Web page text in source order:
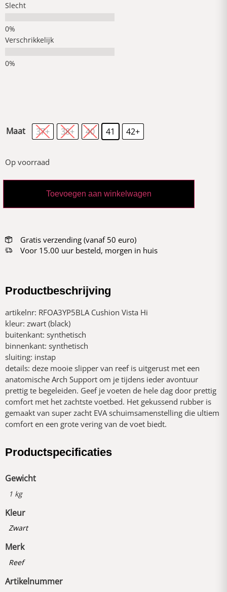
Slecht
Verschrikkelijk
Maat 37+ 38+ 40 41 42+
Op voorraad
Toevoegen aan winkelwagen
Gratis verzending (vanaf 50 euro)
Voor 15.00 uur besteld, morgen in huis
Productbeschrijving
artikelnr: RFOA3YP5BLA Cushion Vista Hi
kleur: zwart (black)
buitenkant: synthetisch
binnenkant: synthetisch
sluiting: instap
details: deze mooie slipper van reef is uitgerust met een
anatomische Arch Support om je tijdens ieder avontuur
prettig te begeleiden. Geef je voeten de hele dag door prettig
comfort met het zachtste voetbed. Het gekussend rubber is
gemaakt van super zacht EVA schuimsamenstelling die ultiem
comfort en een grote vering van de voet biedt.
Productspecificaties
Gewicht
1 kg
Kleur
Zwart
Merk
Reef
Artikelnummer